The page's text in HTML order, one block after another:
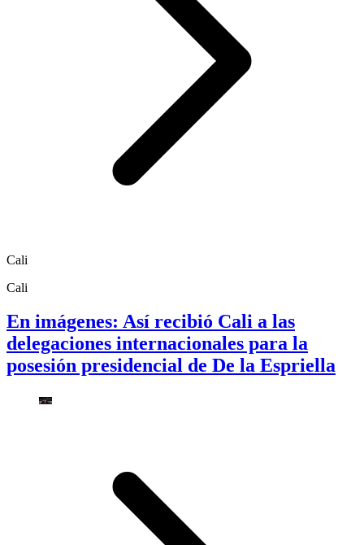
Cali
Cali
En imágenes: Así recibió Cali a las
delegaciones internacionales para la
posesión presidencial de De la Espriella